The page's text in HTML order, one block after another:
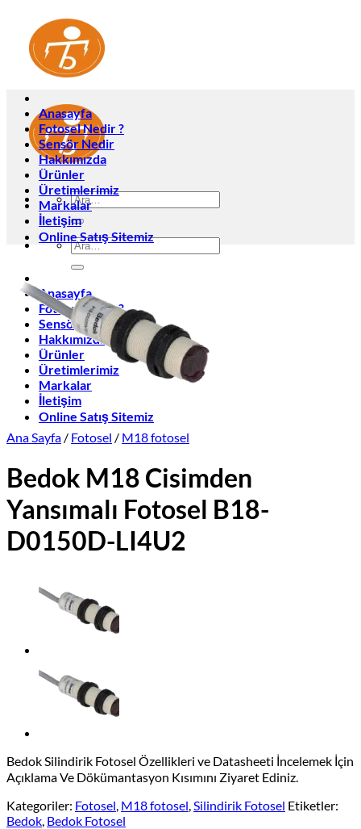
Ara:
Ara:
Anasayfa
Fotosel Nedir ?
Sensör Nedir
Hakkımızda
Ürünler
Üretimlerimiz
Markalar
İletişim
Online Satış Sitemiz
Anasayfa
Fotosel Nedir ?
Sensör Nedir
Hakkımızda
Ürünler
Üretimlerimiz
Markalar
İletişim
Online Satış Sitemiz
Ana Sayfa / Fotosel / M18 fotosel
Bedok M18 Cisimden
Yansımalı Fotosel B18-
D0150D-LI4U2
Bedok Silindirik Fotosel Özellikleri ve Datasheeti İncelemek İçin
Açıklama Ve Dökümantasyon Kısımını Ziyaret Ediniz.
Kategoriler: Fotosel, M18 fotosel,Silindirik Fotosel Etiketler:
Bedok, Bedok Fotosel